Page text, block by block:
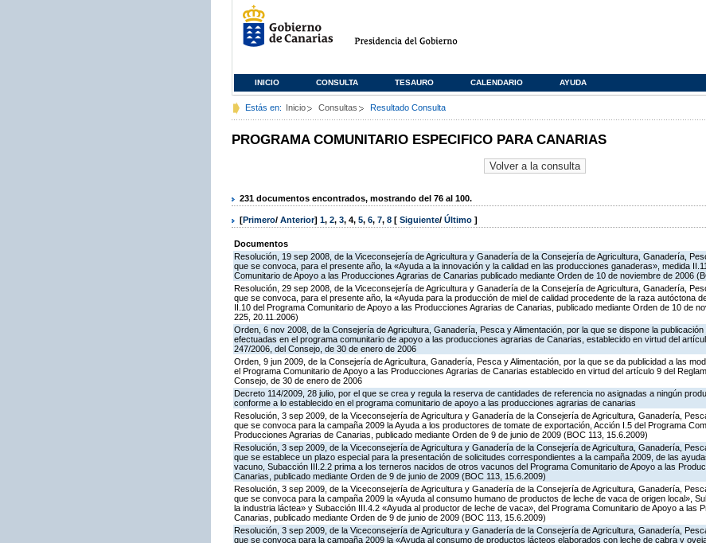
INICIO CONSULTA TESAURO CALENDARIO AYUDA
Estás en: Inicio Consultas Resultado Consulta
PROGRAMA COMUNITARIO ESPECIFICO PARA CANARIAS
231 documentos encontrados, mostrando del 76 al 100.
[Primero/ Anterior] 1, 2, 3, 4, 5, 6, 7, 8 [ Siguiente/ Último ]
Documentos
Resolución, 19 sep 2008, de la Viceconsejería de Agricultura y Ganadería de la Consejería de Agricultura, Ganadería,
que se convoca, para el presente año, la «Ayuda a la innovación y la calidad en las producciones ganaderas», medida
Comunitario de Apoyo a las Producciones Agrarias de Canarias publicado mediante Orden de 10 de noviembre de 2006
Resolución, 29 sep 2008, de la Viceconsejería de Agricultura y Ganadería de la Consejería de Agricultura, Ganadería,
que se convoca, para el presente año, la «Ayuda para la producción de miel de calidad procedente de la raza autóctona
II.10 del Programa Comunitario de Apoyo a las Producciones Agrarias de Canarias, publicado mediante Orden de 10 de
225, 20.11.2006)
Orden, 6 nov 2008, de la Consejería de Agricultura, Ganadería, Pesca y Alimentación, por la que se dispone la
efectuadas en el programa comunitario de apoyo a las producciones agrarias de Canarias, establecido en virtud del
247/2006, del Consejo, de 30 de enero de 2006
Orden, 9 jun 2009, de la Consejería de Agricultura, Ganadería, Pesca y Alimentación, por la que se da publicidad a las
el Programa Comunitario de Apoyo a las Producciones Agrarias de Canarias establecido en virtud del artículo 9 del
Consejo, de 30 de enero de 2006
Decreto 114/2009, 28 julio, por el que se crea y regula la reserva de cantidades de referencia no asignadas a ningún
conforme a lo establecido en el programa comunitario de apoyo a las producciones agrarias de canarias
Resolución, 3 sep 2009, de la Viceconsejería de Agricultura y Ganadería de la Consejería de Agricultura, Ganadería,
que se convoca para la campaña 2009 la Ayuda a los productores de tomate de exportación, Acción I.5 del Programa
Producciones Agrarias de Canarias, publicado mediante Orden de 9 de junio de 2009 (BOC 113, 15.6.2009)
Resolución, 3 sep 2009, de la Viceconsejería de Agricultura y Ganadería de la Consejería de Agricultura, Ganadería,
que se establece un plazo especial para la presentación de solicitudes correspondientes a la campaña 2009, de las
vacuno, Subacción III.2.2 prima a los terneros nacidos de otros vacunos del Programa Comunitario de Apoyo a las
Canarias, publicado mediante Orden de 9 de junio de 2009 (BOC 113, 15.6.2009)
Resolución, 3 sep 2009, de la Viceconsejería de Agricultura y Ganadería de la Consejería de Agricultura, Ganadería,
que se convoca para la campaña 2009 la «Ayuda al consumo humano de productos de leche de vaca de origen local»,
la industria láctea» y Subacción III.4.2 «Ayuda al productor de leche de vaca», del Programa Comunitario de Apoyo a las
Canarias, publicado mediante Orden de 9 de junio de 2009 (BOC 113, 15.6.2009)
Resolución, 3 sep 2009, de la Viceconsejería de Agricultura y Ganadería de la Consejería de Agricultura, Ganadería,
que se convoca para la campaña 2009 la «Ayuda al consumo de productos lácteos elaborados con leche de cabra y